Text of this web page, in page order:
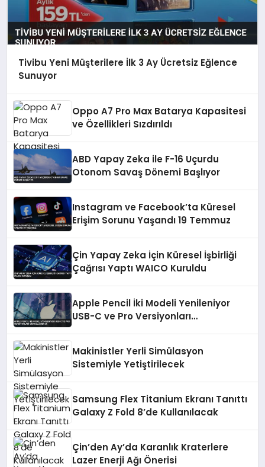
Tivibu Yeni Müşterilere İlk 3 Ay Ücretsiz Eğlence
Sunuyor
Oppo A7 Pro Max Batarya Kapasitesi
ve Özellikleri Sızdırıldı
ABD Yapay Zeka ile F-16 Uçurdu
Otonom Savaş Dönemi Başlıyor
Instagram ve Facebook’ta Küresel
Erişim Sorunu Yaşandı 19 Temmuz
Çin Yapay Zeka İçin Küresel İşbirliği
Çağrısı Yaptı WAICO Kuruldu
Apple Pencil İki Modeli Yenileniyor
USB-C ve Pro Versiyonları
Makinistler Yerli Simülasyon
Sistemiyle Yetiştirilecek
Samsung Flex Titanium Ekranı Tanıttı
Galaxy Z Fold 8’de Kullanılacak
Çin’den Ay’da Karanlık Kraterlere
Lazer Enerji Ağı Önerisi